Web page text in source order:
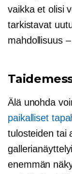
vaikka et olisi
tarkistavat
mahdollisuus
Älä unohda
paikalliset
tulosteiden tai
enemmän